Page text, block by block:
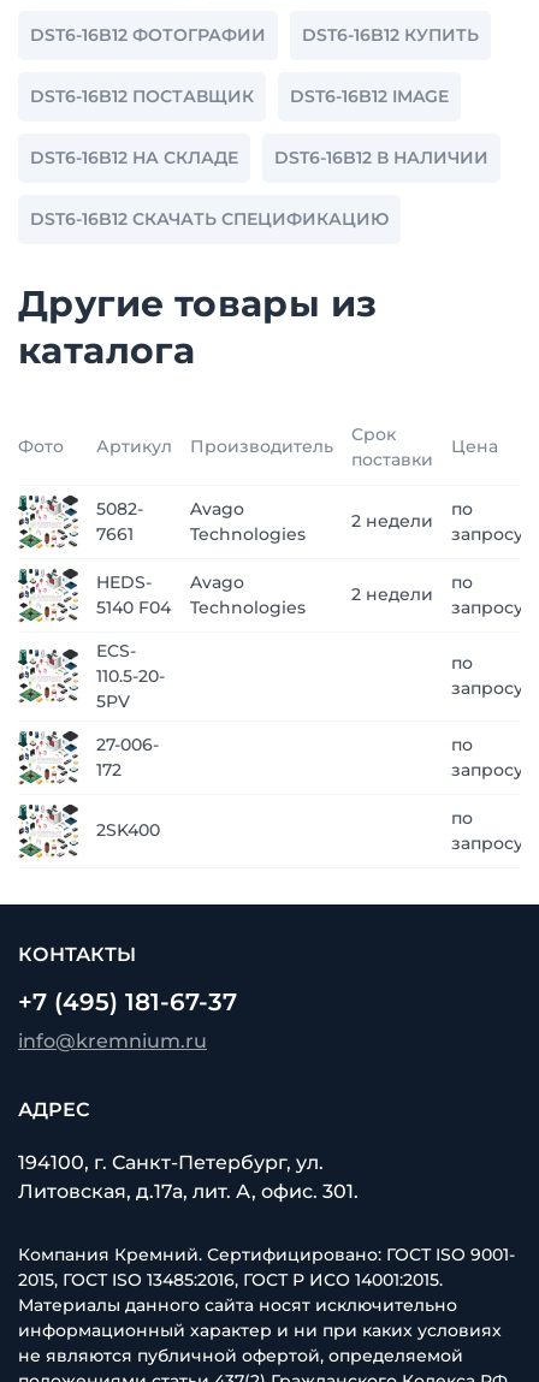
DST6-16B12 ФОТОГРАФИИ DST6-16B12 КУПИТЬ
DST6-16B12 ПОСТАВЩИК DST6-16B12 IMAGE
DST6-16B12 НА СКЛАДЕ DST6-16B12 В НАЛИЧИИ
DST6-16B12 СКАЧАТЬ СПЕЦИФИКАЦИЮ
Другие товары из
каталога
Фото Артикул Производитель
Срок
поставки
Цена
5082-
7661
Avago
Technologies
2 недели
по
запросу
HEDS-
5140 F04
Avago
Technologies
2 недели
по
запросу
ECS-
110.5-20-
5PV
по
запросу
27-006-
172
по
запросу
2SK400
по
запросу
КОНТАКТЫ
+7 (495) 181-67-37
info@kremnium.ru
АДРЕС
194100, г. Санкт-Петербург, ул.
Литовская, д.17а, лит. А, офис. 301.
Компания Кремний. Сертифицировано: ГОСТ ISO 9001-
2015, ГОСТ ISO 13485:2016, ГОСТ Р ИСО 14001:2015.
Материалы данного сайта носят исключительно
информационный характер и ни при каких условиях
не являются публичной офертой, определяемой